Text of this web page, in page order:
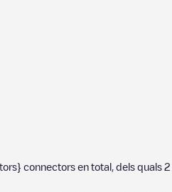
connectors en total, dels quals 2